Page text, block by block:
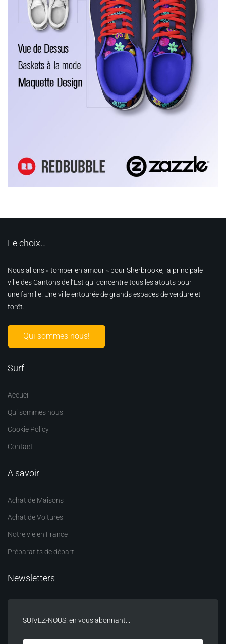
Le choix…
Nous allons « tomber en amour » pour Sherbrooke, la principale
ville des Cantons de l’Est qui concentre tous les atouts pour
une famille. Une ville entourée de grands espaces de verdure et
forêt.
Qui sommes nous!
Surf
Accueil
Qui sommes nous
Cookie Policy
Contact
A savoir
Achat de Maisons
Achat de Voitures
Notre vie en France
Préparatifs de départ
Newsletters
SUIVEZ-NOUS! en vous abonnant...